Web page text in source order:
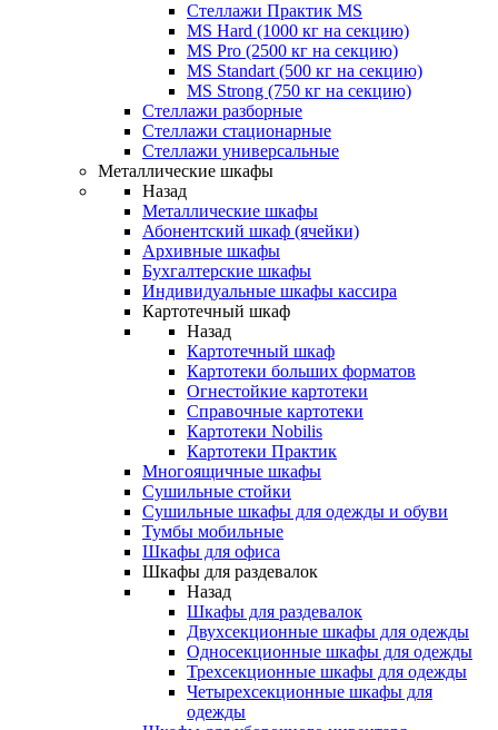
Стеллажи Практик MS
MS Hard (1000 кг на секцию)
MS Pro (2500 кг на секцию)
MS Standart (500 кг на секцию)
MS Strong (750 кг на секцию)
Стеллажи разборные
Стеллажи стационарные
Стеллажи универсальные
Металлические шкафы
Назад
Металлические шкафы
Абонентский шкаф (ячейки)
Архивные шкафы
Бухгалтерские шкафы
Индивидуальные шкафы кассира
Картотечный шкаф
Назад
Картотечный шкаф
Картотеки больших форматов
Огнестойкие картотеки
Справочные картотеки
Картотеки Nobilis
Картотеки Практик
Многоящичные шкафы
Сушильные стойки
Сушильные шкафы для одежды и обуви
Тумбы мобильные
Шкафы для офиса
Шкафы для раздевалок
Назад
Шкафы для раздевалок
Двухсекционные шкафы для одежды
Односекционные шкафы для одежды
Трехсекционные шкафы для одежды
Четырехсекционные шкафы для
одежды